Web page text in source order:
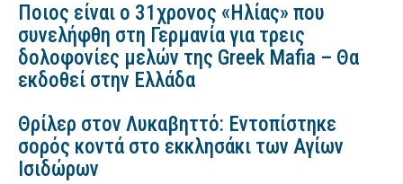
Ποιος είναι ο 31χρονος «Ηλίας» που
συνελήφθη στη Γερμανία για τρεις
δολοφονίες μελών της Greek Mafia – Θα
εκδοθεί στην Ελλάδα
Θρίλερ στον Λυκαβηττό: Εντοπίστηκε
σορός κοντά στο εκκλησάκι των Αγίων
Ισιδώρων